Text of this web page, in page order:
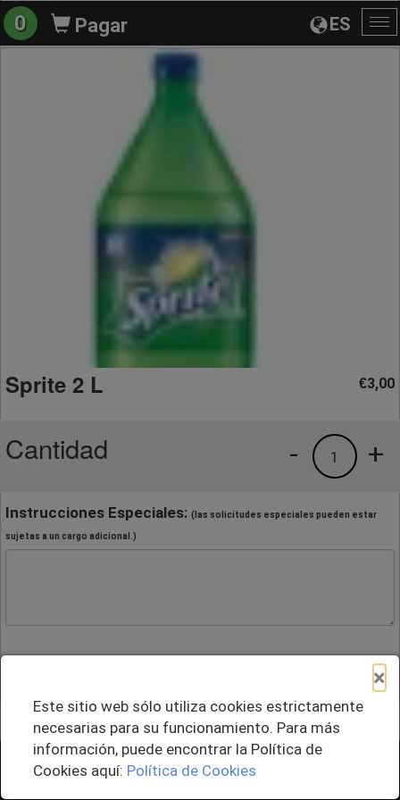
ES
0 Pagar
Sprite 2 L €3,00
Cantidad +
1
-
Instrucciones Especiales: (las solicitudes especiales pueden estar
sujetas a un cargo adicional.)
+ Agregar al Pedido
×
Este sitio web sólo utiliza cookies estrictamente
necesarias para su funcionamiento. Para más
información, puede encontrar la Política de
Cookies aquí: Política de Cookies